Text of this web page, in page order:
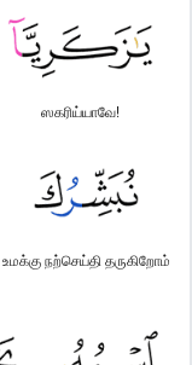
ஸகரிய்யாவே!
உமக்கு நற்செய்தி தருகிறோம்